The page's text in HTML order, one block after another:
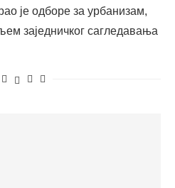
је одборе за урбанизам,
заједничког сагледавања